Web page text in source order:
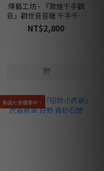
傳藝工坊 - 『敦煌千手觀
音』觀世音菩薩 千手千眼
敦煌
NT$2,800
新品七折優惠中！